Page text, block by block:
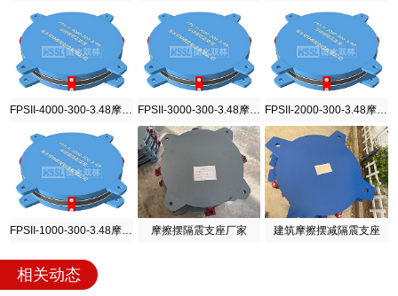
FPSII-3000-300-3.48摩擦摆隔震支座
摩擦摆隔震支座厂家 建筑摩擦摆减隔震支座
相关动态